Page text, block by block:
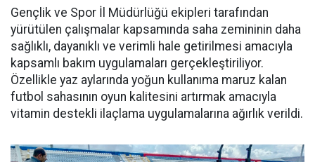
Gençlik ve Spor İl Müdürlüğü ekipleri tarafından
yürütülen çalışmalar kapsamında saha zemininin daha
sağlıklı, dayanıklı ve verimli hale getirilmesi amacıyla
kapsamlı bakım uygulamaları gerçekleştiriliyor.
Özellikle yaz aylarında yoğun kullanıma maruz kalan
futbol sahasının oyun kalitesini artırmak amacıyla
vitamin destekli ilaçlama uygulamalarına ağırlık verildi.